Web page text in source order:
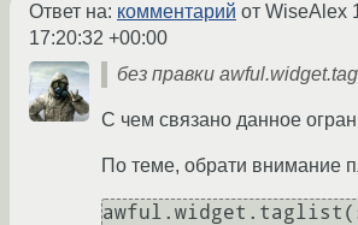
Ответ на: комментарий от WiseAlex
17:20:32 +00:00
без правки
С чем связано данное
По теме, обрати внимание